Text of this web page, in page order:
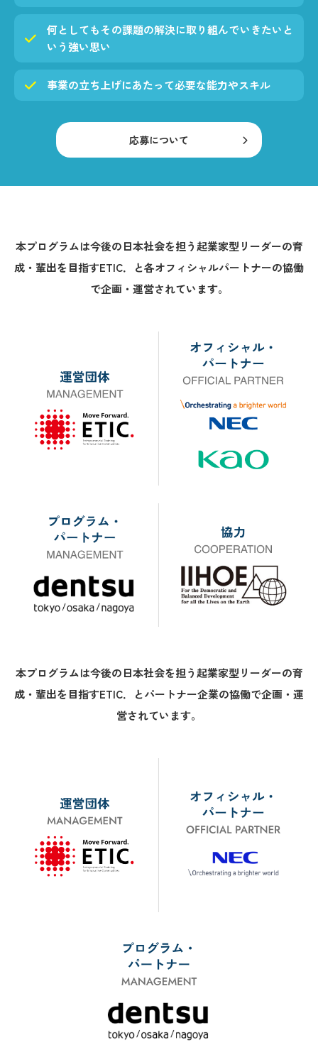
何としてもその課題の解決に取り組んでいきたいと
いう強い思い
事業の立ち上げにあたって必要な能力やスキル
応募について
本プログラムは今後の日本社会を担う起業家型リーダーの育
成・輩出を目指すETIC．と各オフィシャルパートナーの協働
で企画・運営されています。
本プログラムは今後の日本社会を担う起業家型リーダーの育
成・輩出を目指すETIC．とパートナー企業の協働で企画・運
営されています。